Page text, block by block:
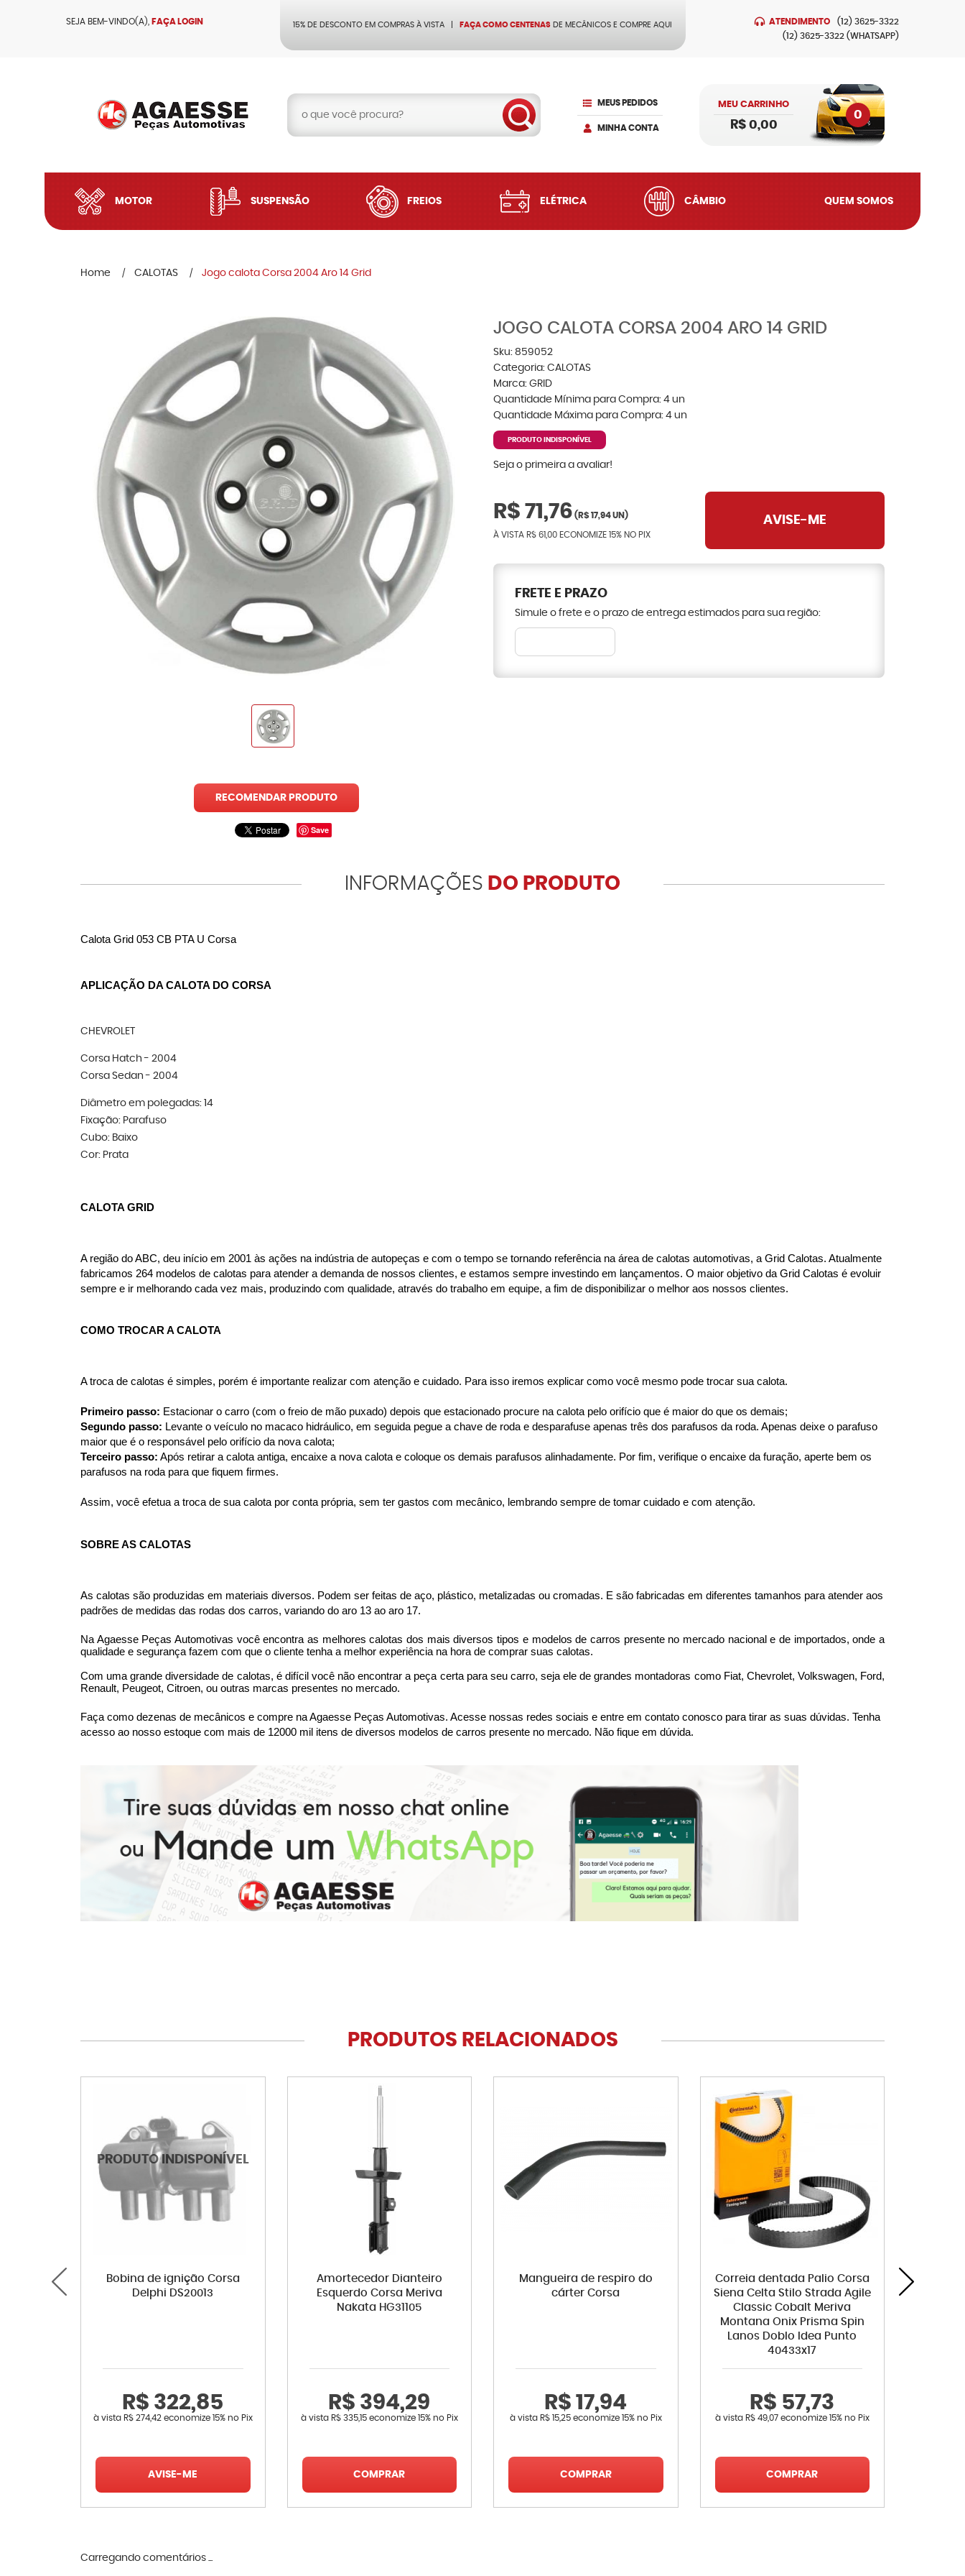
SEJA BEM-VINDO(A), FAÇA LOGIN 15% DE DESCONTO EM COMPRAS À VISTA FAÇA COMO CENTENAS DE MECÂNICOS E COMPRE AQUI ATENDIMENTO (12) 3625-3322
(12) 3625-3322 (WHATSAPP)
MEUS PEDIDOS
MINHA CONTA
MEU CARRINHO
0
R$ 0,00
MOTOR SUSPENSÃO FREIOS ELÉTRICA CÂMBIO QUEM SOMOS
Home CALOTAS Jogo calota Corsa 2004 Aro 14 Grid
RECOMENDAR PRODUTO
Save
JOGO CALOTA CORSA 2004 ARO 14 GRID
Sku: 859052
Categoria: CALOTAS
Marca: GRID
Quantidade Mínima para Compra: 4 un
Quantidade Máxima para Compra: 4 un
PRODUTO INDISPONÍVEL
Seja o primeira a avaliar!
R$ 71,76 ( R$ 17,94UN)
À VISTA R$ 61,00 ECONOMIZE 15% NO PIX
AVISE-ME
FRETE E PRAZO
Simule o frete e o prazo de entrega estimados para sua região:
INFORMAÇÕES DO PRODUTO
Calota Grid 053 CB PTA U Corsa
APLICAÇÃO DA CALOTA DO CORSA
CHEVROLET
Corsa Hatch - 2004
Corsa Sedan - 2004
Diâmetro em polegadas: 14
Fixação: Parafuso
Cubo: Baixo
Cor: Prata
CALOTA GRID
A região do ABC, deu início em 2001 às ações na indústria de autopeças e com o tempo se tornando referência na área de calotas automotivas, a Grid Calotas. Atualmente
fabricamos 264 modelos de calotas para atender a demanda de nossos clientes, e estamos sempre investindo em lançamentos. O maior objetivo da Grid Calotas é evoluir
sempre e ir melhorando cada vez mais, produzindo com qualidade, através do trabalho em equipe, a fim de disponibilizar o melhor aos nossos clientes.
COMO TROCAR A CALOTA
A troca de calotas é simples, porém é importante realizar com atenção e cuidado. Para isso iremos explicar como você mesmo pode trocar sua calota.
Primeiro passo: Estacionar o carro (com o freio de mão puxado) depois que estacionado procure na calota pelo orifício que é maior do que os demais;
Segundo passo: Levante o veículo no macaco hidráulico, em seguida pegue a chave de roda e desparafuse apenas três dos parafusos da roda. Apenas deixe o parafuso
maior que é o responsável pelo orifício da nova calota;
Terceiro passo: Após retirar a calota antiga, encaixe a nova calota e coloque os demais parafusos alinhadamente. Por fim, verifique o encaixe da furação, aperte bem os
parafusos na roda para que fiquem firmes.
Assim, você efetua a troca de sua calota por conta própria, sem ter gastos com mecânico, lembrando sempre de tomar cuidado e com atenção.
SOBRE AS CALOTAS
As calotas são produzidas em materiais diversos. Podem ser feitas de aço, plástico, metalizadas ou cromadas. E são fabricadas em diferentes tamanhos para atender aos
padrões de medidas das rodas dos carros, variando do aro 13 ao aro 17.
Na Agaesse Peças Automotivas você encontra as melhores calotas dos mais diversos tipos e modelos de carros presente no mercado nacional e de importados, onde a
qualidade e segurança fazem com que o cliente tenha a melhor experiência na hora de comprar suas calotas.
Com uma grande diversidade de calotas, é difícil você não encontrar a peça certa para seu carro, seja ele de grandes montadoras como Fiat, Chevrolet, Volkswagen, Ford,
Renault, Peugeot, Citroen, ou outras marcas presentes no mercado.
Faça como dezenas de mecânicos e compre na Agaesse Peças Automotivas. Acesse nossas redes sociais e entre em contato conosco para tirar as suas dúvidas. Tenha
acesso ao nosso estoque com mais de 12000 mil itens de diversos modelos de carros presente no mercado. Não fique em dúvida.
PRODUTOS RELACIONADOS
Bobina de ignição Corsa
Delphi DS20013
R$ 322,85
à vista R$ 274,42 economize 15% no Pix
AVISE-ME
Amortecedor Dianteiro
Esquerdo Corsa Meriva
Nakata HG31105
R$ 394,29
à vista R$ 335,15economize 15% no Pix
COMPRAR
Mangueira de respiro do
cárter Corsa
R$ 17,94
à vista R$ 15,25economize 15% no Pix
COMPRAR
Correia dentada Palio Corsa
Siena Celta Stilo Strada Agile
Classic Cobalt Meriva
Montana Onix Prisma Spin
Lanos Doblo Idea Punto
40433x17
R$ 57,73
à vista R$ 49,07economize 15% no Pix
COMPRAR
Carregando comentários ...